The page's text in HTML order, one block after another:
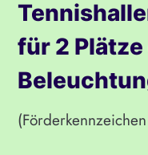
für 2